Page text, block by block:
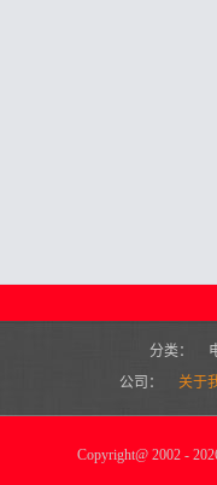
分类：
公司：
关于
Copyright@2002 -